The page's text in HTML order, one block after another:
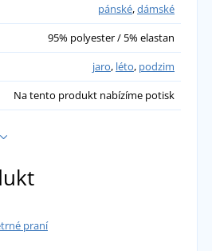
pánské,dámské
95% polyester / 5% elastan
jaro, léto, podzim
Na tento produkt nabízíme potisk
praní